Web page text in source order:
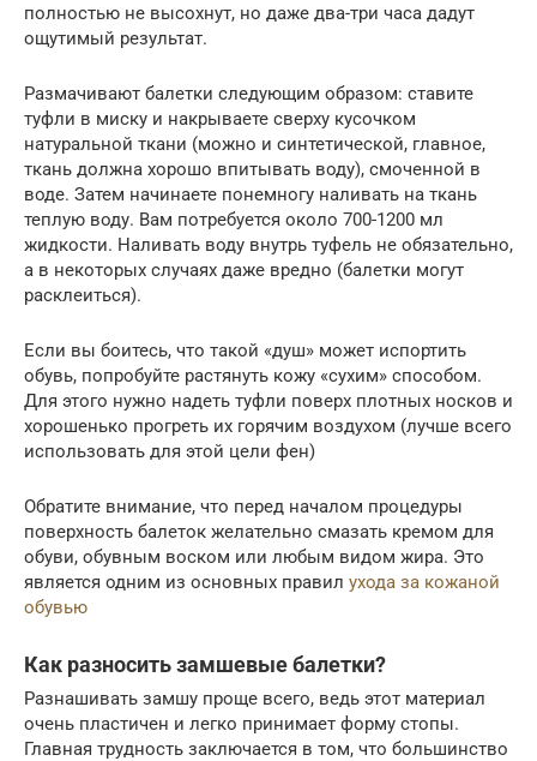
полностью не высохнут, но даже два-три часа дадут
ощутимый результат.
Размачивают балетки следующим образом: ставите
туфли в миску и накрываете сверху кусочком
натуральной ткани (можно и синтетической, главное,
ткань должна хорошо впитывать воду), смоченной в
воде. Затем начинаете понемногу наливать на ткань
теплую воду. Вам потребуется около 700-1200 мл
жидкости. Наливать воду внутрь туфель не обязательно,
а в некоторых случаях даже вредно (балетки могут
расклеиться).
Если вы боитесь, что такой «душ» может испортить
обувь, попробуйте растянуть кожу «сухим» способом.
Для этого нужно надеть туфли поверх плотных носков и
хорошенько прогреть их горячим воздухом (лучше всего
использовать для этой цели фен)
Обратите внимание, что перед началом процедуры
поверхность балеток желательно смазать кремом для
обуви, обувным воском или любым видом жира. Это
является одним из основных правил ухода за кожаной
обувью
Как разносить замшевые балетки?
Разнашивать замшу проще всего, ведь этот материал
очень пластичен и легко принимает форму стопы.
Главная трудность заключается в том, что большинство